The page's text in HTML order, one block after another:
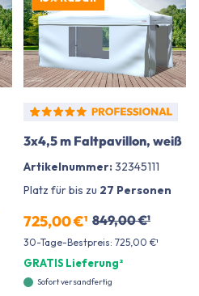
3x4,5 m Faltpavillon, weiß
Artikelnummer:32345111
Platz für bis zu 27 Personen
725,00 €¹ 849,00 €¹
30-Tage-Bestpreis: 725,00 €¹
GRATIS Lieferung²
Sofort versandfertig